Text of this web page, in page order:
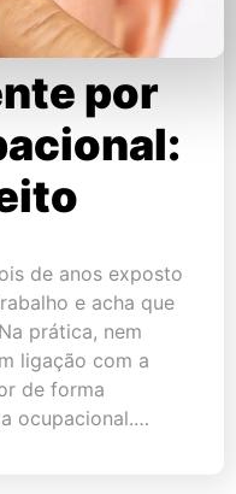
por
de anos exposto
e acha que
prática, nem
ligação com a
de forma
ocupacional.…